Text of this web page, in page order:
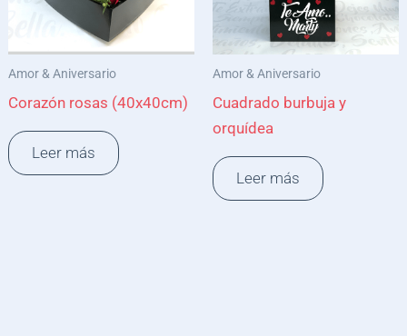
Amor & Aniversario
Corazón rosas (40x40cm)
Leer más
Amor & Aniversario
Cuadrado burbuja y
orquídea
Leer más